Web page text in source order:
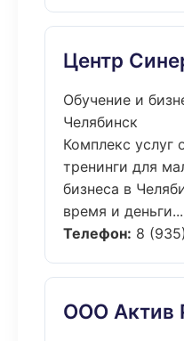
Центр
Обучение и
Челябинск
Комплекс услуг
тренинги для
бизнеса в
время и
Телефон: 8
ООО Актив